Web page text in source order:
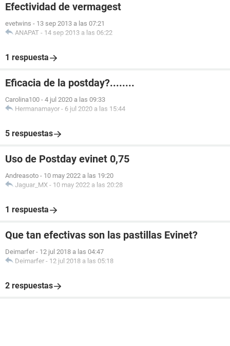
Efectividad de vermagest
evetwins - 13 sep 2013 a las 07:21
ANAPAT - 14 sep 2013 a las 06:22
1 respuesta
Eficacia de la postday?........
Carolina100 - 4 jul 2020 a las 09:33
Hermanamayor - 6 jul 2020 a las 15:44
5 respuestas
Uso de Postday evinet 0,75
Andreasoto - 10 may 2022 a las 19:20
Jaguar_MX - 10 may 2022 a las 20:28
1 respuesta
Que tan efectivas son las pastillas Evinet?
Deimarfer - 12 jul 2018 a las 04:47
Deimarfer - 12 jul 2018 a las 05:18
2 respuestas